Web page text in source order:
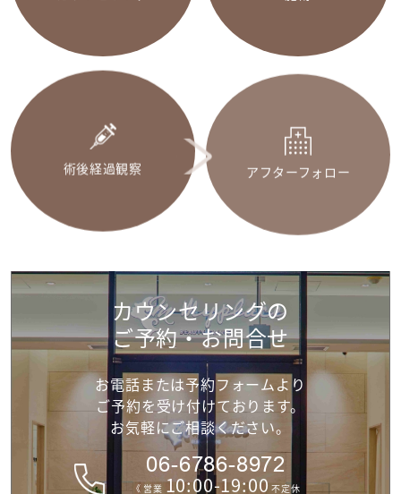
術後経過観察 アフターフォロー
カウンセリングの
ご予約・お問合せ
お電話または予約フォームより
ご予約を受け付けております。
お気軽にご相談ください。
06-6786-8972
《 営業 10:00-19:00不定休